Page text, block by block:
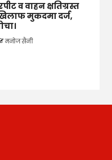
व वाहन क्षतिग्रस्त
मुकदमा दर्ज,
मनोज सैनी